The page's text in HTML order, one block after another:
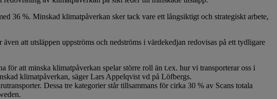
36 %. Minskad klimatpåverkan sker tack vare ett långsiktigt och strategiskt arbete,
att utsläppen uppströms och nedströms i värdekedjan redovisas på ett tydligare
att minska klimatpåverkan spelar större roll än t.ex. hur vi transporterar oss i
klimatpåverkan, säger Lars Appelqvist vd på Löfbergs.
Dessa tre kategorier står tillsammans för cirka 30 % av Scans totala